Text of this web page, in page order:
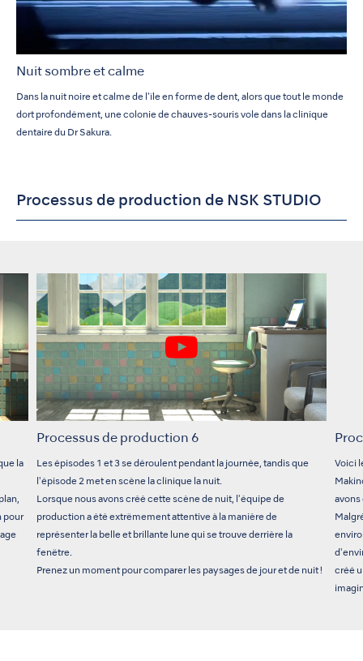
Nuit sombre et calme
Dans la nuit noire et calme de l'île en forme de dent, alors que tout le monde
dort profondément, une colonie de chauves-souris vole dans la clinique
dentaire du Dr Sakura.
Processus de production de NSK STUDIO
la
pour
Processus de production 6
Les épisodes 1 et 3 se déroulent pendant la journée, tandis que
l'épisode 2 met en scène la clinique la nuit.
Lorsque nous avons créé cette scène de nuit, l'équipe de
production a été extrêmement attentive à la manière de
représenter la belle et brillante lune qui se trouve derrière la
fenêtre.
Prenez un moment pour comparer les paysages de jour et de nuit !
Voici
avons
créé